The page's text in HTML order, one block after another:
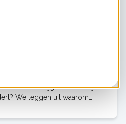
warmer krijgt, maar ook je
We leggen uit waarom